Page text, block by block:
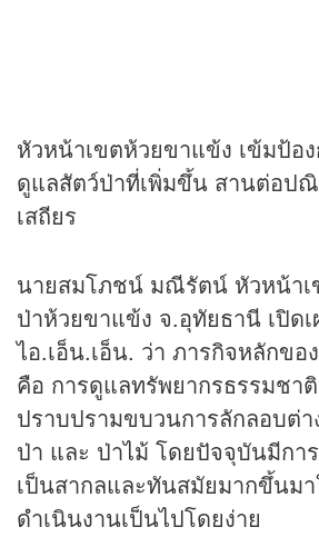
หัวหน้าเขตห้วยขาแข้ง เข้มป้อ
ดูแลสัตว์ป่าที่เพิ่มขึ้น สานต่อป
เสถียร
นายสมโภชน์ มณีรัตน์ หัวหน้าเ
ป่าห้วยขาแข้ง จ.อุทัยธานี เปิด
ไอ.เอ็น.เอ็น. ว่า ภารกิจหลักข
คือ การดูแลทรัพยากรธรรมชา
ปราบปรามขบวนการลักลอบต่
ป่า และ ป่าไม้ โดยปัจจุบันมีกา
เป็นสากลและทันสมัยมากขึ้นม
ดำเนินงานเป็นไปโดยง่าย